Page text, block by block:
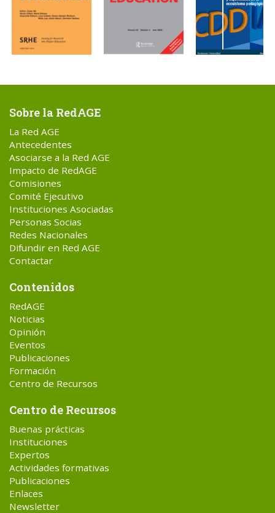
Sobre la RedAGE
La Red AGE
Antecedentes
Asociarse a la Red AGE
Impacto de RedAGE
Comisiones
Comité Ejecutivo
Instituciones Asociadas
Personas Socias
Redes Nacionales
Difundir en Red AGE
Contactar
Contenidos
RedAGE
Noticias
Opinión
Eventos
Publicaciones
Formación
Centro de Recursos
Centro de Recursos
Buenas prácticas
Instituciones
Expertos
Actividades formativas
Publicaciones
Enlaces
Newsletter